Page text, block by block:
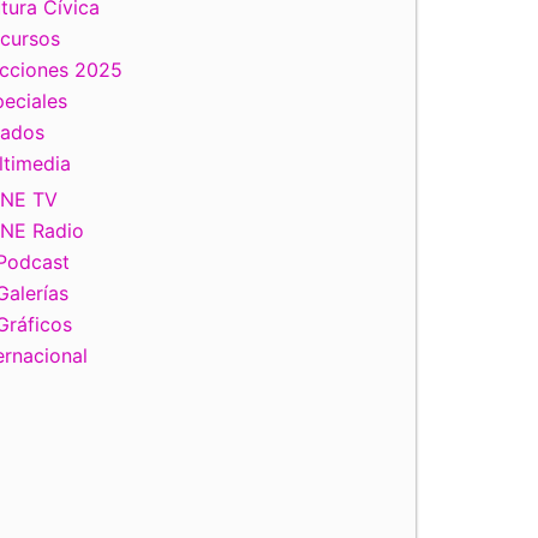
Cívica
2025
TV
Radio